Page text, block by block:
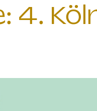
4.